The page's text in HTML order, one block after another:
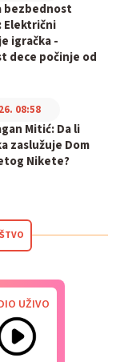
bezbednost
Električni
igračka -
dece počinje od
Mitić: Da li
zaslužuje Dom
Nikete?
08:58
UŽIVO